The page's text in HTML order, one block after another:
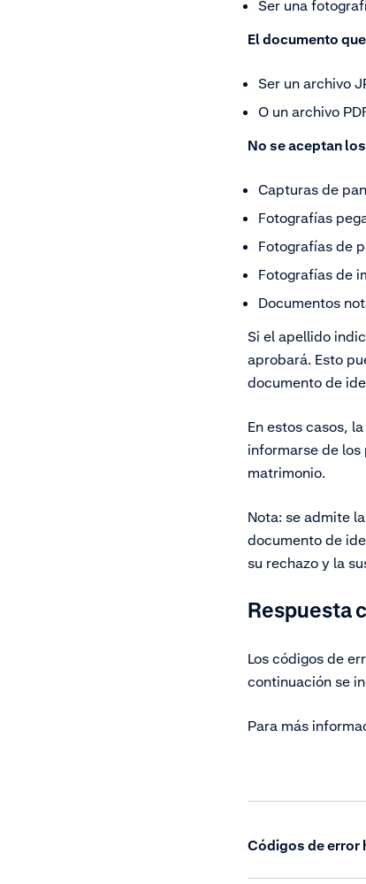
Ser una
El documento
Ser un archivo
O un archivo
No se aceptan
Capturas de
Fotografías
Fotografías de
Fotografías de
Documentos
Si el apellido
aprobará. Esto
documento de
En estos casos,
informarse de
matrimonio.
Nota: se admite
documento de
su rechazo y la
Respuesta
Los códigos de
continuación se
Para más
Códigos de error